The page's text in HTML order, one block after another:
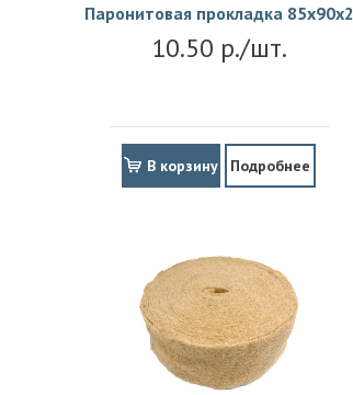
Паронитовая прокладка 85x90x2
10.50 р./шт.
В корзину Подробнее